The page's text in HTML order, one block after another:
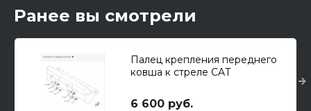
Ранее вы смотрели
Палец крепления переднего
ковша к стреле CAT
6 600 руб.